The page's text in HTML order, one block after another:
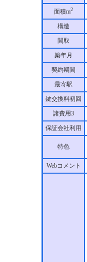
面積m2
構造
間取
築年月
契約期間
最寄駅
鍵交換料初回
諸費用3
保証会社利用
特色
Webコメント